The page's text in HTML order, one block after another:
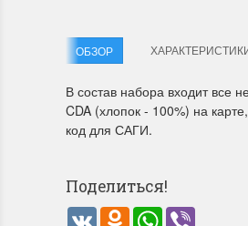
Dimensions 35231
ОБЗОР
В состав набора входит все
CDA (хлопок - 100%) на
код для САГИ.
Поделиться!
VK Odnoklassniki
WhatsApp